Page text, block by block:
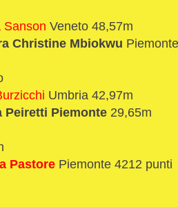
Sanson Veneto 48,57m
Christine Mbiokwu
Umbria 42,97m
Peiretti Piemonte 29,65m
Pastore Piemonte 4212 punti